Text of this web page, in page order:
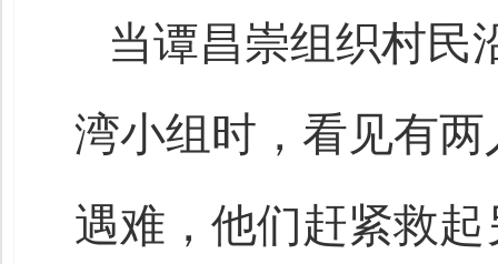
当谭昌崇组织村民
湾小组时，看见有
遇难，他们赶紧救